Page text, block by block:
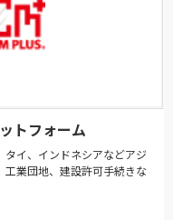
トフォーム
イ、インドネシアなどアジ
工業団地、建設許可手続きな